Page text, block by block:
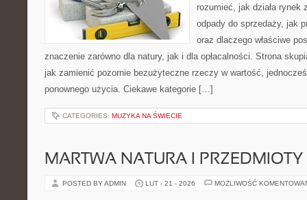
rozumieć, jak działa rynek
odpady do sprzedaży, jak
oraz dlaczego właściwe
znaczenie zarówno dla natury, jak i dla opłacalności. Strona
jak zamienić pozornie bezużyteczne rzeczy w wartość,
ponownego użycia. Ciekawe kategorie […]
CATEGORIES: MUZYKA NA ŚWIECIE
MARTWA NATURA I PRZEDMIOTY
POSTED BY ADMIN LUT - 21 - 2026 MOŻLIWOŚĆ